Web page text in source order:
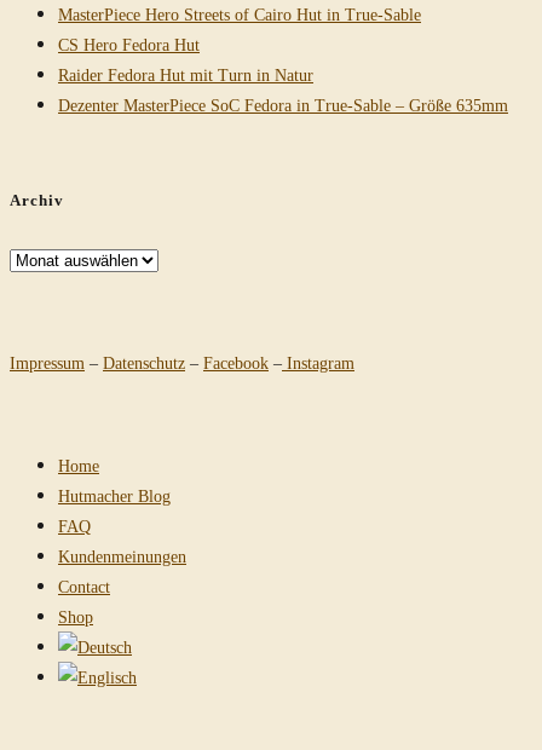
MasterPiece Hero Streets of Cairo Hut in True-Sable
CS Hero Fedora Hut
Raider Fedora Hut mit Turn in Natur
Dezenter MasterPiece SoC Fedora in True-Sable – Größe 635mm
Archiv
Archiv
Impressum – Datenschutz – Facebook – Instagram
Home
Hutmacher Blog
FAQ
Kundenmeinungen
Contact
Shop